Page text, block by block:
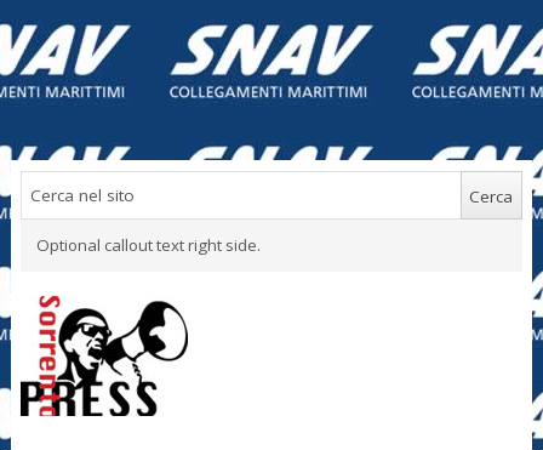
Optional callout text right side.